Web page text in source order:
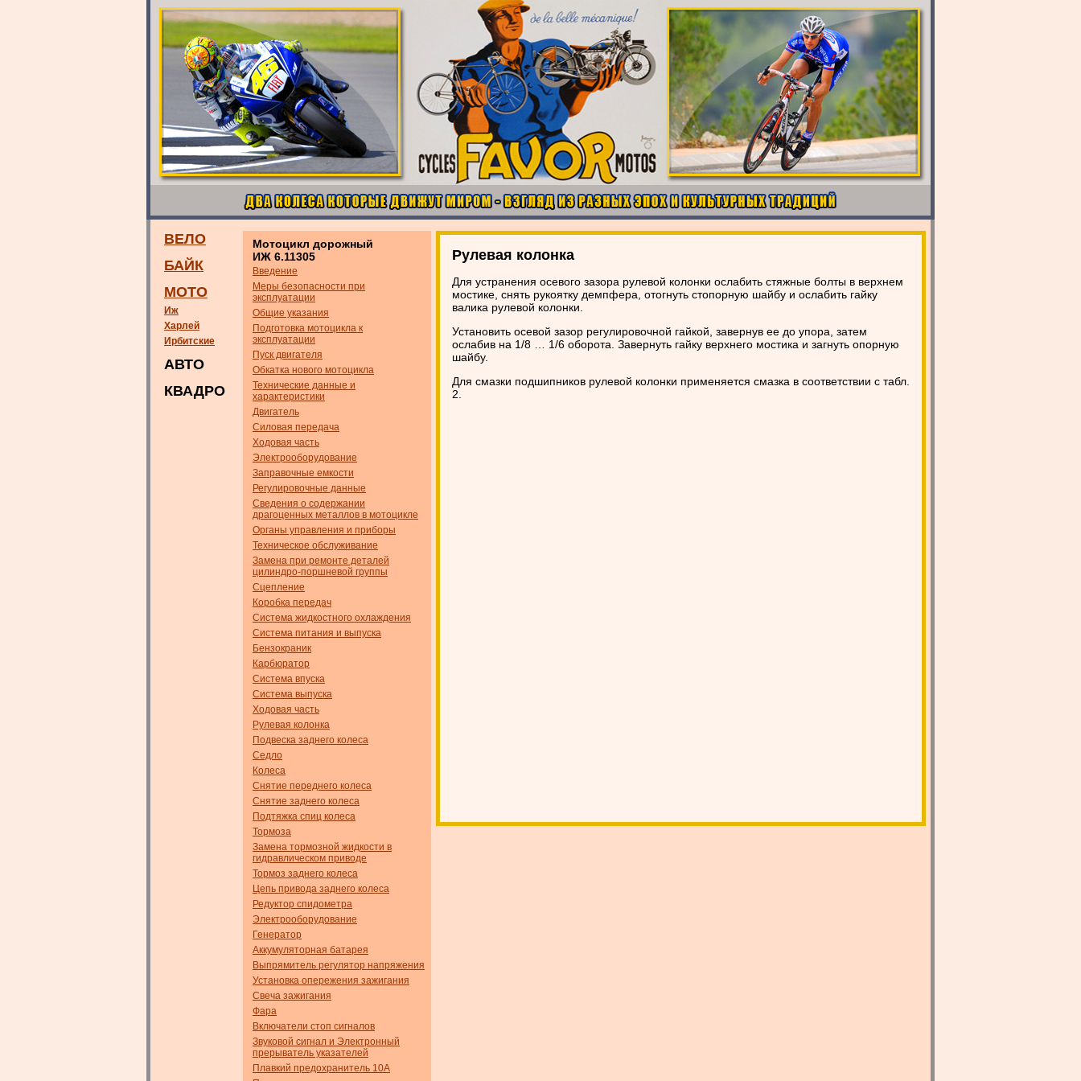
ВЕЛО
БАЙК
МОТО
Иж
Харлей
Ирбитские
АВТО
КВАДРО
Мотоцикл дорожный
ИЖ 6.11305
Введение
Меры безопасности при
эксплуатации
Общие указания
Подготовка мотоцикла к
эксплуатации
Пуск двигателя
Обкатка нового мотоцикла
Технические данные и
характеристики
Двигатель
Силовая передача
Ходовая часть
Электрооборудование
Заправочные емкости
Регулировочные данные
Сведения о содержании
драгоценных металлов в мотоцикле
Органы управления и приборы
Техническое обслуживание
Замена при ремонте деталей
цилиндро-поршневой группы
Сцепление
Коробка передач
Система жидкостного охлаждения
Система питания и выпуска
Бензокраник
Карбюратор
Система впуска
Система выпуска
Ходовая часть
Рулевая колонка
Подвеска заднего колеса
Седло
Колеса
Снятие переднего колеса
Снятие заднего колеса
Подтяжка спиц колеса
Тормоза
Замена тормозной жидкости в
гидравлическом приводе
Тормоз заднего колеса
Цепь привода заднего колеса
Редуктор спидометра
Электрооборудование
Генератор
Аккумуляторная батарея
Выпрямитель регулятор напряжения
Установка опережения зажигания
Свеча зажигания
Фара
Включатели стоп сигналов
Звуковой сигнал и Электронный
прерыватель указателей
Плавкий предохранитель 10А
Рулевая колонка
Для устранения осевого зазора рулевой колонки ослабить стяжные болты в верхнем
мостике, снять рукоятку демпфера, отогнуть стопорную шайбу и ослабить гайку
валика рулевой колонки.
Установить осевой зазор регулировочной гайкой, завернув ее до упора, затем
ослабив на 1/8 … 1/6 оборота. Завернуть гайку верхнего мостика и загнуть опорную
шайбу.
Для смазки подшипников рулевой колонки применяется смазка в соответствии с табл.
2.